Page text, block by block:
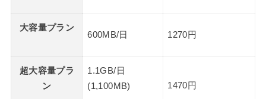
大容量プラン
600MB/日 1270円
超大容量プラ
ン
1.1GB/日
(1,100MB)
1470円